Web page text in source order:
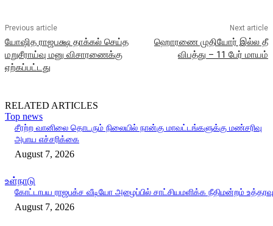
Previous article
யோஷித ராஜபக்ஷ தாக்கல் செய்த
மறுசீராய்வு மனு விசாரணைக்கு
ஏற்கப்பட்டது
Next article
ஹொரணை முதியோர் இல்ல தீ
விபத்து – 11 பேர் மாயம்
RELATED ARTICLES
Top news
சீரற்ற வானிலை தொடரும் நிலையில் நான்கு மாவட்டங்களுக்கு மண்சரிவு
அபாய எச்சரிக்கை
August 7, 2026
உள்நாடு
கோட்டாபய ராஜபக்ச வீடியோ அழைப்பில் சாட்சியமளிக்க நீதிமன்றம் உத்தரவு
August 7, 2026